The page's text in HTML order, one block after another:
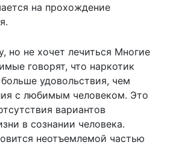
на прохождение
но не хочет лечиться Многие
говорят, что наркотик
удовольствия, чем
с любимым человеком. Это
вариантов
в сознании человека.
неотъемлемой частью